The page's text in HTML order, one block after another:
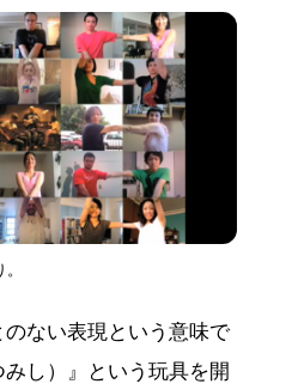
ない表現という意味で
し）』という玩具を開